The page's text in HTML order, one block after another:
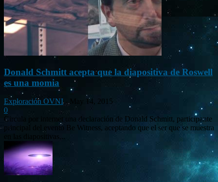
Donald Schmitt acepta que la diapositiva de Roswell
es una momia
Exploración OVNI -
May 14, 2015
0
Circula por internet una declaración de Donald Schmitt, participante
principal del evento Be Witness, aceptando que el ser que se muestra
en las diapositivas...